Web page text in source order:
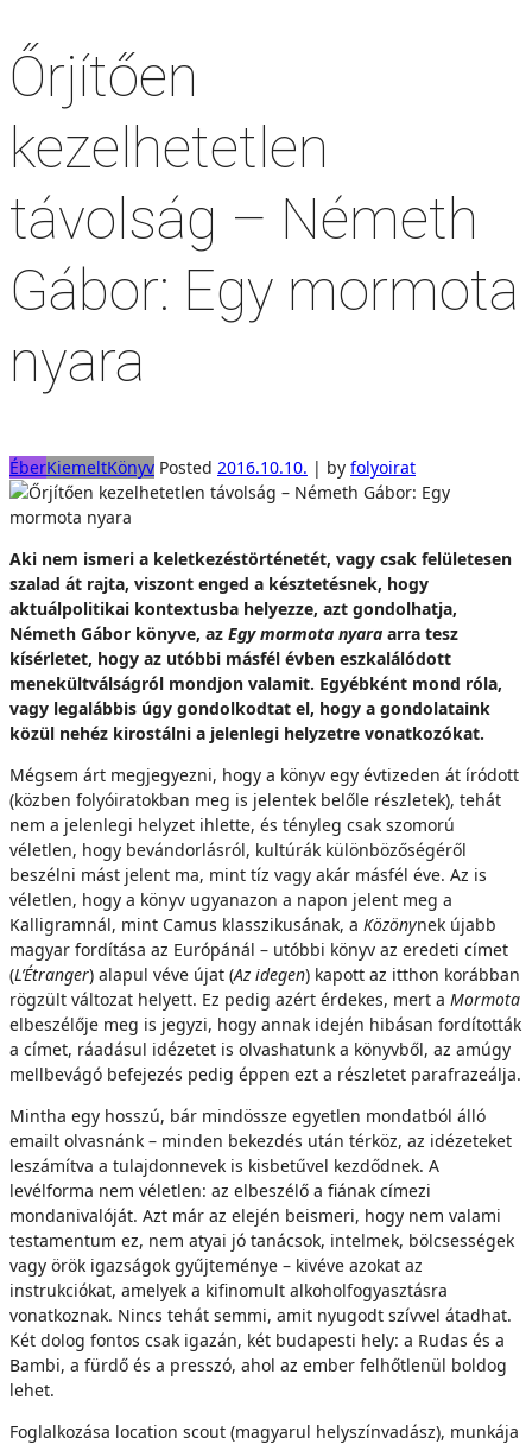
Őrjítően
kezelhetetlen
távolság – Németh
Gábor: Egy mormota
nyara
ÉberKiemeltKönyv Posted 2016.10.10. | by folyoirat
Aki nem ismeri a keletkezéstörténetét, vagy csak felületesen
szalad át rajta, viszont enged a késztetésnek, hogy
aktuálpolitikai kontextusba helyezze, azt gondolhatja,
Németh Gábor könyve, az Egy mormota nyara arra tesz
kísérletet, hogy az utóbbi másfél évben eszkalálódott
menekültválságról mondjon valamit. Egyébként mond róla,
vagy legalábbis úgy gondolkodtat el, hogy a gondolataink
közül nehéz kirostálni a jelenlegi helyzetre vonatkozókat.
Mégsem árt megjegyezni, hogy a könyv egy évtizeden át íródott
(közben folyóiratokban meg is jelentek belőle részletek), tehát
nem a jelenlegi helyzet ihlette, és tényleg csak szomorú
véletlen, hogy bevándorlásról, kultúrák különbözőségéről
beszélni mást jelent ma, mint tíz vagy akár másfél éve. Az is
véletlen, hogy a könyv ugyanazon a napon jelent meg a
Kalligramnál, mint Camus klasszikusának, a Közönynek újabb
magyar fordítása az Európánál – utóbbi könyv az eredeti címet
(L’Étranger) alapul véve újat (Az idegen) kapott az itthon korábban
rögzült változat helyett. Ez pedig azért érdekes, mert a Mormota
elbeszélője meg is jegyzi, hogy annak idején hibásan fordították
a címet, ráadásul idézetet is olvashatunk a könyvből, az amúgy
mellbevágó befejezés pedig éppen ezt a részletet parafrazeálja.
Mintha egy hosszú, bár mindössze egyetlen mondatból álló
emailt olvasnánk – minden bekezdés után térköz, az idézeteket
leszámítva a tulajdonnevek is kisbetűvel kezdődnek. A
levélforma nem véletlen: az elbeszélő a fiának címezi
mondanivalóját. Azt már az elején beismeri, hogy nem valami
testamentum ez, nem atyai jó tanácsok, intelmek, bölcsességek
vagy örök igazságok gyűjteménye – kivéve azokat az
instrukciókat, amelyek a kifinomult alkoholfogyasztásra
vonatkoznak. Nincs tehát semmi, amit nyugodt szívvel átadhat.
Két dolog fontos csak igazán, két budapesti hely: a Rudas és a
Bambi, a fürdő és a presszó, ahol az ember felhőtlenül boldog
lehet.
Foglalkozása location scout (magyarul helyszínvadász), munkája